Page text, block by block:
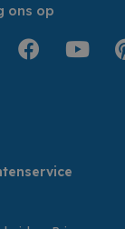
ons op